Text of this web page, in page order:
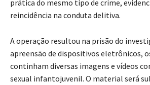
prática do mesmo tipo de crime,
reincidência na conduta delitiva.
A operação resultou na prisão do
apreensão de dispositivos eletrônicos,
continham diversas imagens e vídeos
sexual infantojuvenil. O material será